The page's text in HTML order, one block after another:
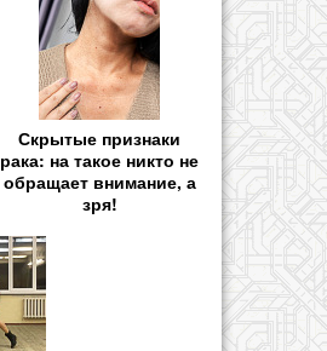
Скрытые признаки
рака: на такое никто не
обращает внимание, а
зря!